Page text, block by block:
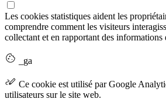
Les cookies statistiques aident les
comprendre comment les visiteurs
collectant et en rapportant des informations
_ga
Ce cookie est utilisé par Google
utilisateurs sur le site web.